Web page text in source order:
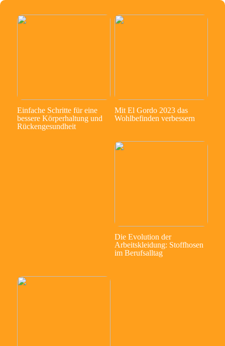
Einfache Schritte für eine
bessere Körperhaltung und
Rückengesundheit
Mit El Gordo 2023 das
Wohlbefinden verbessern
Die Evolution der
Arbeitskleidung: Stoffhosen
im Berufsalltag